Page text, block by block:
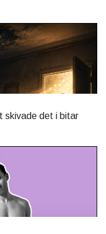
skivade det i bitar